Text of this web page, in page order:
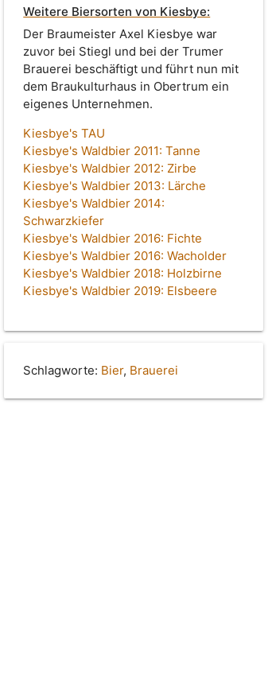
Weitere Biersorten von Kiesbye:
Der Braumeister Axel Kiesbye war
zuvor bei Stiegl und bei der Trumer
Brauerei beschäftigt und führt nun mit
dem Braukulturhaus in Obertrum ein
eigenes Unternehmen.
Kiesbye's TAU
Kiesbye's Waldbier 2011: Tanne
Kiesbye's Waldbier 2012: Zirbe
Kiesbye's Waldbier 2013: Lärche
Kiesbye's Waldbier 2014:
Schwarzkiefer
Kiesbye's Waldbier 2016: Fichte
Kiesbye's Waldbier 2016: Wacholder
Kiesbye's Waldbier 2018: Holzbirne
Kiesbye's Waldbier 2019: Elsbeere
Schlagworte: Bier, Brauerei